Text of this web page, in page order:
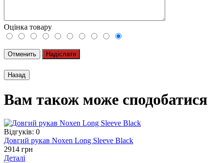
Оцінка товару
Отменить Надіслати
Вам також може сподобатися
Відгуків: 0
Довгий рукав Noxen Long Sleeve Black
2914 грн
Деталі